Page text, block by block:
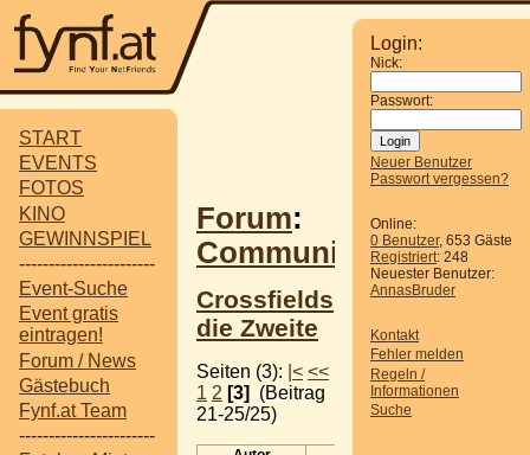
START
EVENTS
FOTOS
KINO
GEWINNSPIEL
-----------------------
Event-Suche
Event gratis
eintragen!
Forum / News
Gästebuch
Fynf.at Team
-----------------------
Login:
Nick:
Passwort:
Neuer Benutzer
Passwort vergessen?
Online:
0 Benutzer, 653 Gäste
Registriert: 248
Neuester Benutzer:
AnnasBruder
Kontakt
Fehler melden
Regeln /
Informationen
Suche
Forum:
Communitytreffen
Crossfields
die Zweite
Seiten (3): |< <<
1 2 [3]
(Beitrag
21-25/25)